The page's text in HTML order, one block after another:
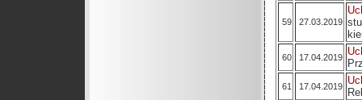
59 27.03.2019
60 17.04.2019
61 17.04.2019